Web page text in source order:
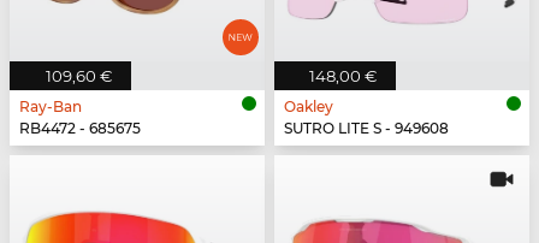
109,60 €
Ray-Ban
RB4472 - 685675
148,00 €
Oakley
SUTRO LITE S - 949608